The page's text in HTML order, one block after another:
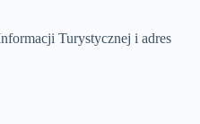
Turystycznej i adres